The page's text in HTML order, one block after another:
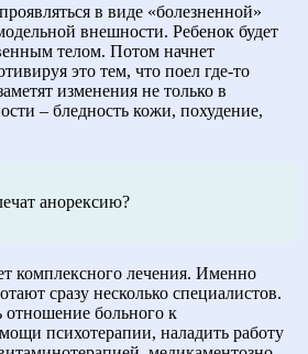
в виде «болезненной»
внешности. Ребенок будет
телом. Потом начнет
это тем, что поел где-то
изменения не только в
– бледность кожи, похудение,
анорексию?
комплексного лечения. Именно
сразу несколько специалистов.
отношение больного к
психотерапии, наладить работу